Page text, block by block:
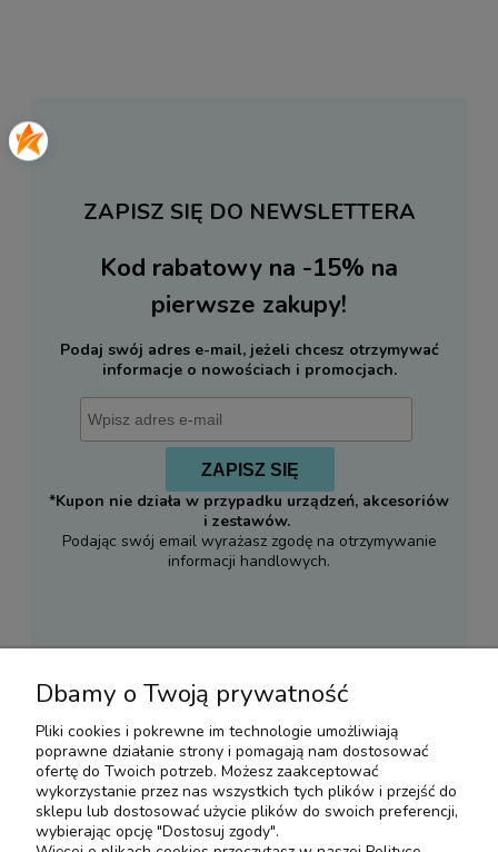
ZAPISZ SIĘ DO NEWSLETTERA
Kod rabatowy na -15% na
pierwsze zakupy!
Podaj swój adres e-mail, jeżeli chcesz otrzymywać
informacje o nowościach i promocjach.
ZAPISZ SIĘ
*Kupon nie działa w przypadku urządzeń, akcesoriów
i zestawów.
Podając swój email wyrażasz zgodę na otrzymywanie
informacji handlowych.
POMOC
Dbamy o Twoją prywatność
Pliki cookies i pokrewne im technologie umożliwiają
poprawne działanie strony i pomagają nam dostosować
ofertę do Twoich potrzeb. Możesz zaakceptować
wykorzystanie przez nas wszystkich tych plików i przejść do
sklepu lub dostosować użycie plików do swoich preferencji,
wybierając opcję "Dostosuj zgody".